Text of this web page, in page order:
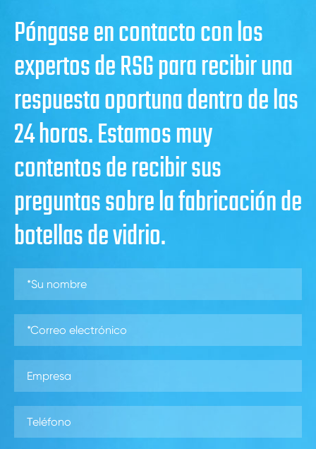
Póngase en contacto con los
expertos de RSG para recibir una
respuesta oportuna dentro de las
24 horas. Estamos muy
contentos de recibir sus
preguntas sobre la fabricación de
botellas de vidrio.